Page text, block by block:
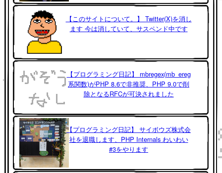
【このサイトについて。】 Twitter(X)を消し
ます 今は消していて、サスペンド中です
【プログラミング日記】 mbregex(mb_ereg
系関数)がPHP 8.6で非推奨、PHP 9.0で削
除となるRFCが可決されました
【プログラミング日記】 サイボウズ株式会
社を退職します、PHP Internals わいわい
#3をやります